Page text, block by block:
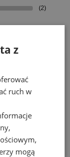
(2)
z
ruch w
mogą